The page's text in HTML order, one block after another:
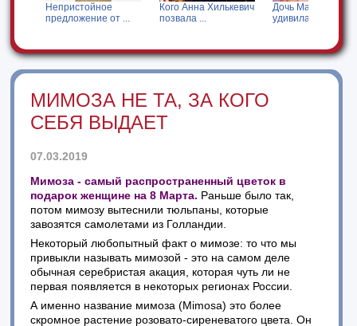
Непристойное
предложение от ...
Кого Анна Хилькевич
позвала ...
Дочь Мадонны
удивила своим ...
МИМОЗА НЕ ТА, ЗА КОГО
СЕБЯ ВЫДАЕТ
07.03.2019
Мимоза - самый распространенный цветок в
подарок женщине на 8 Марта. Раньше было так,
потом мимозу вытеснили тюльпаны, которые
завозятся самолетами из Голландии.
Некоторый любопытный факт о мимозе: то что мы
привыкли называть мимозой - это на самом деле
обычная серебристая акация, которая чуть ли не
первая появляется в некоторых регионах России.
А именно название мимоза (Mimosa) это более
скромное растение розовато-сиреневатого цвета. Он